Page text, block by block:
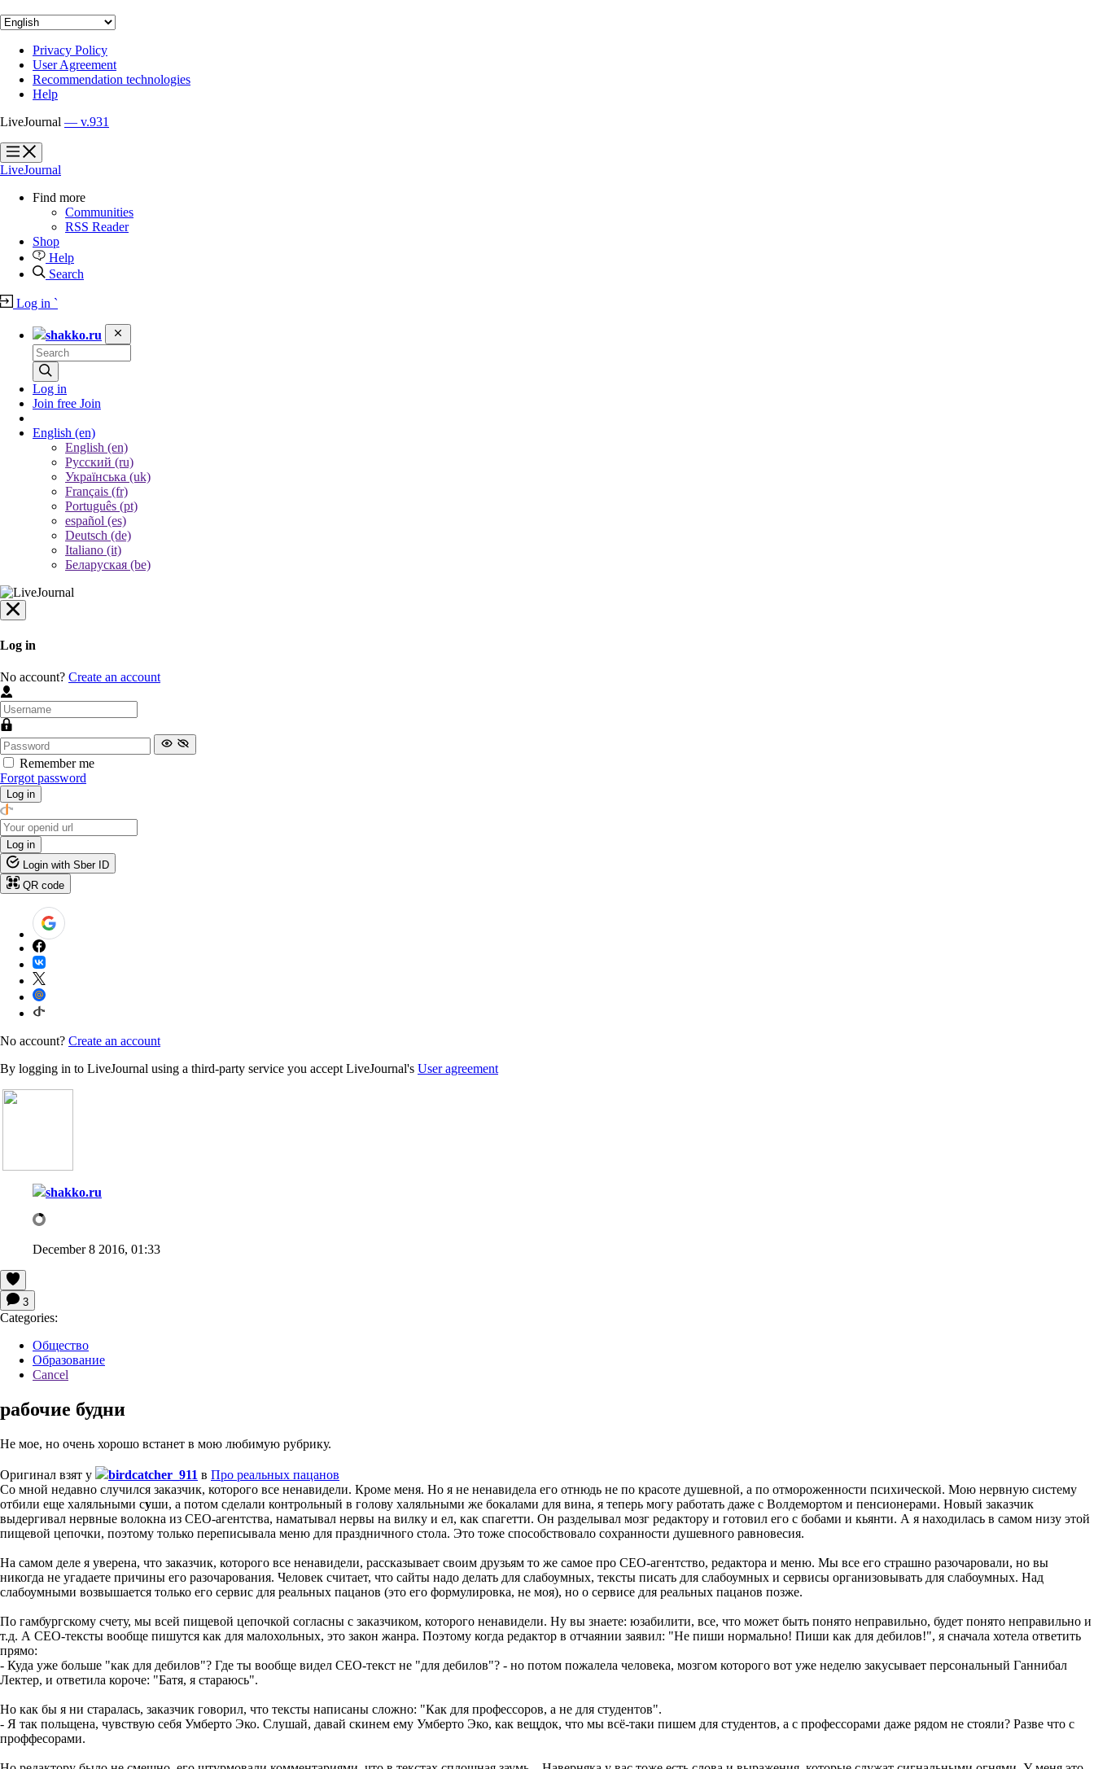
Privacy Policy
User Agreement
Recommendation technologies
Help
LiveJournal — v.931
?
?
LiveJournal
Find more
Communities
RSS Reader
Shop
Help
Search
Log in `
shakko.ru
Log in
Join free Join
English (en)
English (en)
Русский (ru)
Українська (uk)
Français (fr)
Português (pt)
español (es)
Deutsch (de)
Italiano (it)
Беларуская (be)
Log in
No account? Create an account
Remember me
Forgot password
Log in
Log in
Login with Sber ID
QR code
No account? Create an account
By logging in to LiveJournal using a third-party service you accept LiveJournal's User agreement
shakko.ru
December 8 2016, 01:33
3
Categories:
Общество
Образование
Cancel
рабочие будни
Не мое, но очень хорошо встанет в мою любимую рубрику.
Оригинал взят у birdcatcher_911 в Про реальных пацанов
Со мной недавно случился заказчик, которого все ненавидели. Кроме меня. Но я не ненавидела его отнюдь не по красоте душевной, а по отмороженности психической. Мою нервную систему
отбили еще халяльными суши, а потом сделали контрольный в голову халяльными же бокалами для вина, я теперь могу работать даже с Волдемортом и пенсионерами. Новый заказчик
выдергивал нервные волокна из СЕО-агентства, наматывал нервы на вилку и ел, как спагетти. Он разделывал мозг редактору и готовил его с бобами и кьянти. А я находилась в самом низу этой
пищевой цепочки, поэтому только переписывала меню для праздничного стола. Это тоже способствовало сохранности душевного равновесия.
На самом деле я уверена, что заказчик, которого все ненавидели, рассказывает своим друзьям то же самое про СЕО-агентство, редактора и меню. Мы все его страшно разочаровали, но вы
никогда не угадаете причины его разочарования. Человек считает, что сайты надо делать для слабоумных, тексты писать для слабоумных и сервисы организовывать для слабоумных. Над
слабоумными возвышается только его сервис для реальных пацанов (это его формулировка, не моя), но о сервисе для реальных пацанов позже.
По гамбургскому счету, мы всей пищевой цепочкой согласны с заказчиком, которого ненавидели. Ну вы знаете: юзабилити, все, что может быть понято неправильно, будет понято неправильно и
т.д. А СЕО-тексты вообще пишутся как для малохольных, это закон жанра. Поэтому когда редактор в отчаянии заявил: "Не пиши нормально! Пиши как для дебилов!", я сначала хотела ответить
прямо:
- Куда уже больше "как для дебилов"? Где ты вообще видел СЕО-текст не "для дебилов"? - но потом пожалела человека, мозгом которого вот уже неделю закусывает персональный Ганнибал
Лектер, и ответила короче: "Батя, я стараюсь".
Но как бы я ни старалась, заказчик говорил, что тексты написаны сложно: "Как для профессоров, а не для студентов".
- Я так польщена, чувствую себя Умберто Эко. Слушай, давай скинем ему Умберто Эко, как вещдок, что мы всё-таки пишем для студентов, а с профессорами даже рядом не стояли? Разве что с
проффесорами.